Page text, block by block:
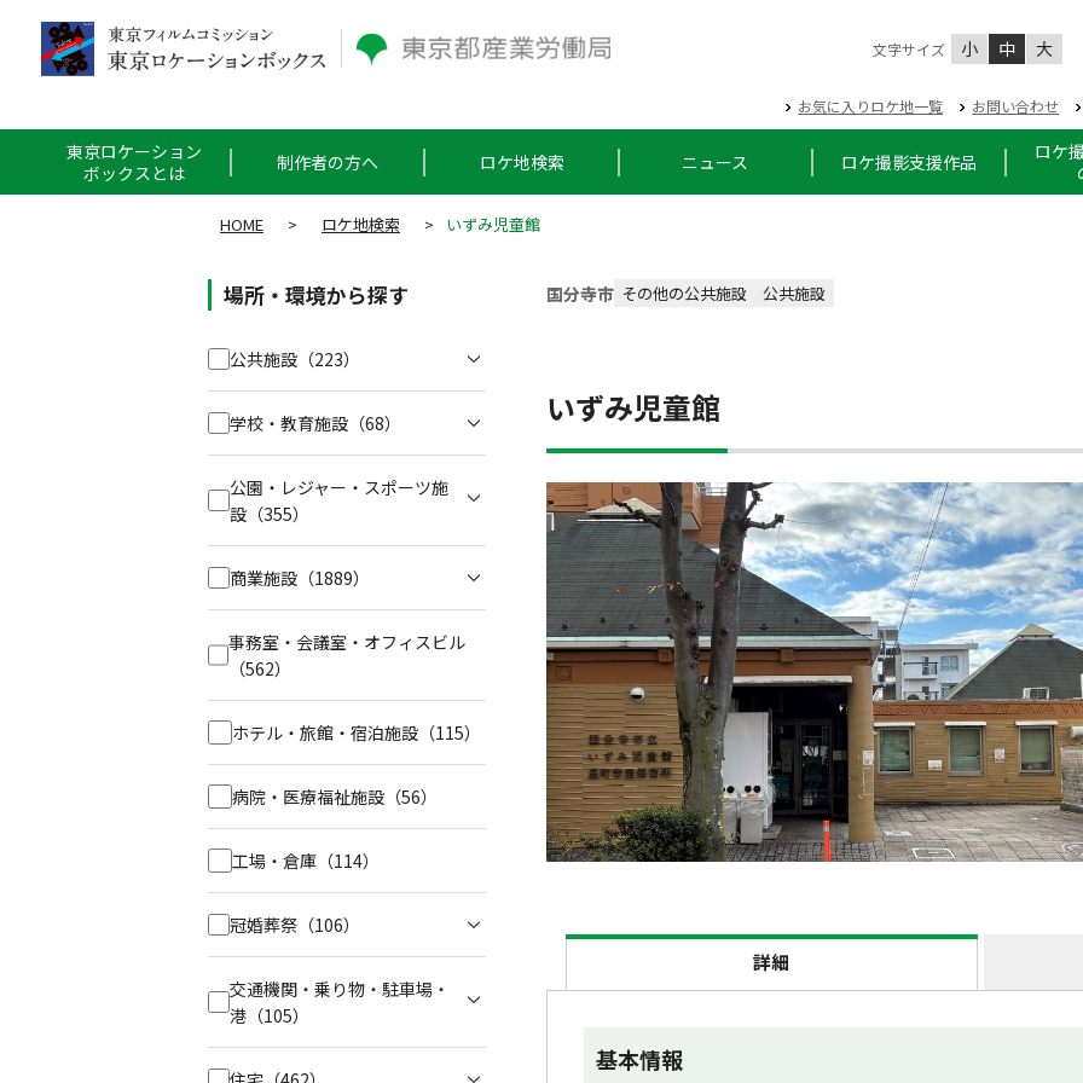
文字サイズ 小 中 大
お気に入りロケ地一覧 お問い合わせ
東京ロケーション
ボックスとは
制作者の方へ ロケ地検索 ニュース ロケ撮影支援作品
ロケ
HOME > ロケ地検索 > いずみ児童館
国分寺市 その他の公共施設 公共施設
いずみ児童館
詳細
基本情報
場所・環境から探す
公共施設 （223）
学校・教育施設 （68）
公園・レジャー・スポーツ施
設 （355）
商業施設 （1889）
事務室・会議室・オフィスビル
（562）
ホテル・旅館・宿泊施設 （115）
病院・医療福祉施設 （56）
工場・倉庫 （114）
冠婚葬祭 （106）
交通機関・乗り物・駐車場・
港 （105）